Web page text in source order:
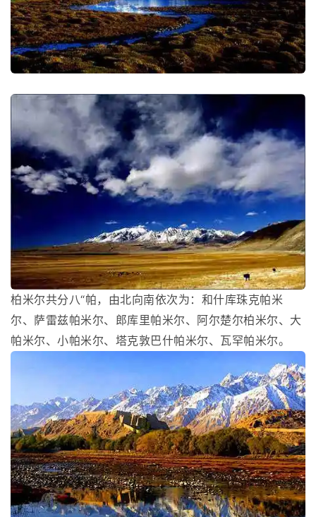
柏米尔共分八“帕，由北向南依次为：和什库珠克帕米
尔、萨雷兹帕米尔、郎库里帕米尔、阿尔楚尔柏米尔、大
帕米尔、小帕米尔、塔克敦巴什帕米尔、瓦罕帕米尔。